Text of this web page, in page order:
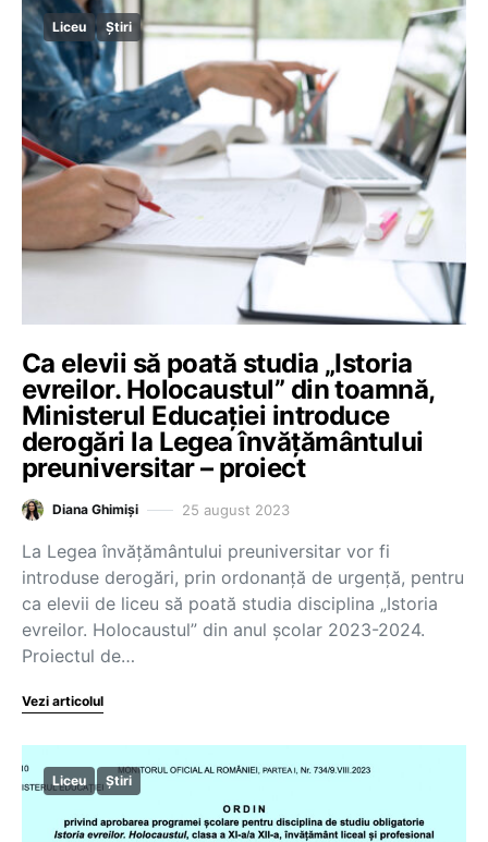
Liceu Știri
Ca elevii să poată studia „Istoria
evreilor. Holocaustul” din toamnă,
Ministerul Educației introduce
derogări la Legea învățământului
preuniversitar – proiect
Diana Ghimiși 25 august 2023
La Legea învățământului preuniversitar vor fi
introduse derogări, prin ordonanță de urgență, pentru
ca elevii de liceu să poată studia disciplina „Istoria
evreilor. Holocaustul” din anul școlar 2023-2024.
Proiectul de…
Vezi articolul
Liceu Știri